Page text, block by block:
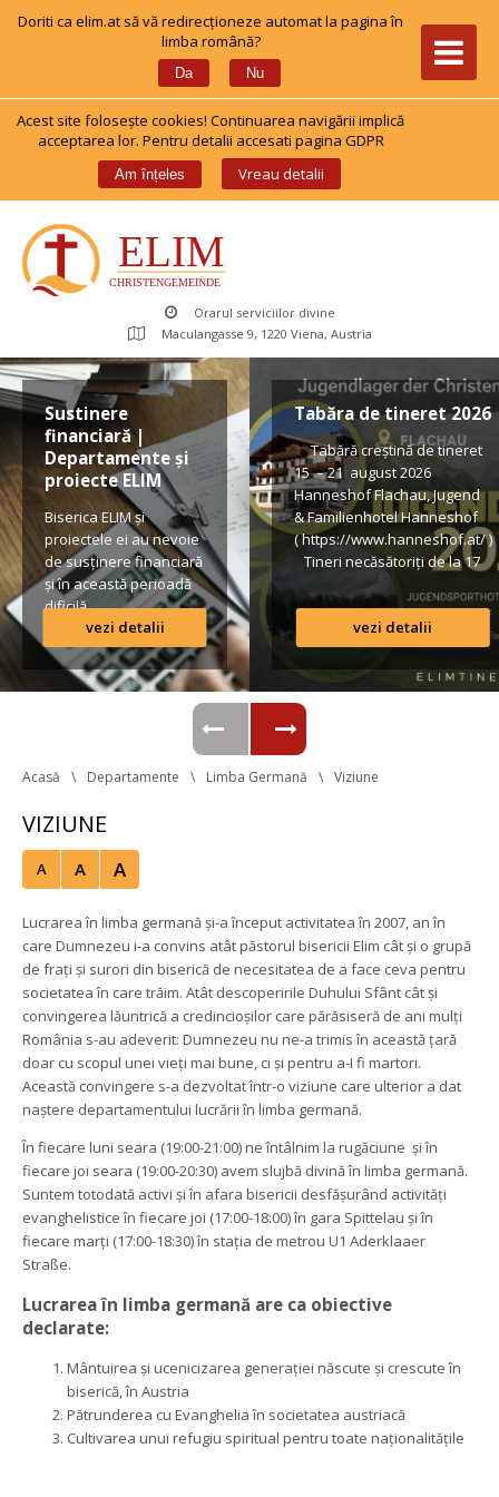
Doriti ca elim.at să vă redirecționeze automat la pagina în
limba română?
Da Nu
Acest site foloseşte cookies! Continuarea navigării implică
acceptarea lor. Pentru detalii accesati pagina GDPR
Am înțele Vreau detalii
Orarul serviciilor divine
Maculangasse 9, 1220 Viena, Austria
Sustinere
financiară |
Departamente și
proiecte ELIM
Biserica ELIM și
proiectele ei au nevoie
de susținere financiară
și în această perioadă
dificilă.
Lista conturilor bancare
vezi detalii
Tabăra de tineret 2026
Tabără creștină de tineret
15 – 21 august 2026
Hanneshof Flachau, Jugend
& Familienhotel Hanneshof
( https://www.hanneshof.at/ )
Tineri necăsătoriți de la 17
ani în sus € 420/ p.P.
(inclusiv Vollpension,
activități, transport*)
Formular de înscriere
Regulamentul taberei
*Având în vedere că o parte
din transportul […]
vezi detalii
Acasă Departamente Limba Germană Viziune
VIZIUNE
A A A
Lucrarea în limba germană și-a început activitatea în 2007, an în
care Dumnezeu i-a convins atât păstorul bisericii Elim cât și o grupă
de frați și surori din biserică de necesitatea de a face ceva pentru
ocietatea în care trăim. Atât descoperirile Duhului Sfânt cât și
convingerea lăuntrică a credincioșilor care părăsiseră de ani mulți
România s-au adeverit: Dumnezeu nu ne-a trimis în această țară
doar cu scopul unei vieți mai bune, ci și pentru a-I fi martori.
Această convingere s-a dezvoltat într-o viziune care ulterior a dat
naștere departamentului lucrării în limba germană.
În fiecare luni seara (19:00-21:00) ne întâlnim la rugăciune și în
fiecare joi seara (19:00-20:30) avem slujbă divină în limba germană.
Suntem totodată activi și în afara bisericii desfășurând activități
evanghelistice în fiecare joi (17:00-18:00) în gara Spittelau și în
fiecare marți (17:00-18:30) în stația de metrou U1 Aderklaaer
Straße.
Lucrarea în limba germană are ca obiective
declarate:
Mântuirea și ucenicizarea generației născute și crescute în
biserică, în Austria
Pătrunderea cu Evanghelia în societatea austriacă
Cultivarea unui refugiu spiritual pentru toate naționalitățile